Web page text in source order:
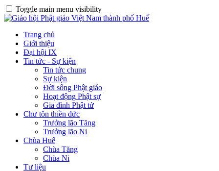
Toggle main menu visibility
Trang chủ
Giới thiệu
Đại hội IX
Tin tức - Sự kiện
Tin tức chung
Sự kiện
Đời sống Phật giáo
Hoạt động Phật sự
Gia đình Phật tử
Chư tôn thiền đức
Trưởng lão Tăng
Trưởng lão Ni
Chùa Huế
Chùa Tăng
Chùa Ni
Tư liệu